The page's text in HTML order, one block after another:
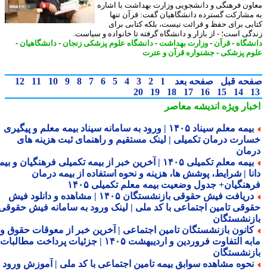
فرهنگی و دانشجویی وزارت بهداشت با اشاره
گسترده دانشگاهیان گفت: قرآن تنها
برای حفظ و قرائت نیست، بلکه کتابی برای
است؛ - از بازار و دانشگاه گرفته تا خانواده و سیاست.
-قرآن- وزارت بهداشت -دانشگاه علوم پزشکی زنجان-دانشگاهیان-
پزشکی-جشنواره قرآن و عترت
قبل صفحه بعد 1
2
3
4
5
6
7
8
9
10
11
12
14
15
16
17
18
19
20
ویژهاندیشه معاصر
بیمه معلم سیناد ۱۴۰۵ | ورود به سامانه سیناد بیمه معلم و پیگیری
درمان تکمیلی | لینک مستقیم و راهنمای ثبت هزینه های
بیمه معلم تکمیلی ۱۴۰۵ | آخرین خبر از بیمه تکمیلی فرهنگیان و بیمه
| شرایط، پوشش ها، هزینه و نحوه استفاده از بیمه درمان
جدول وضعیت بیمه معلم تکمیلی ۱۴۰۵
دریافت فیش حقوقی بازنشستگان ۱۴۰۵ | مشاهده و دانلود فیش
تامین اجتماعی با کد ملی | لینک ورود به سامانه فیش حقوقی
بازنشستگان تامین اجتماعی | آخرین خبر از معوقات حقوق و
مابه التفاوت فروردین و اردیبهشت ۱۴۰۵ | جزئیات پرداخت مطالبات
مشاهده سوابق بیمه تامین اجتماعی با کد ملی | آموزش ورود به